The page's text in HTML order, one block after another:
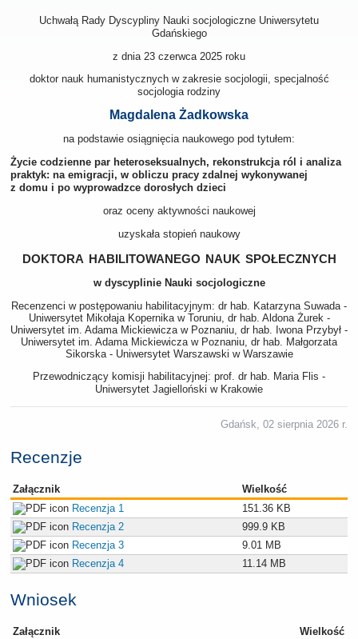
Uchwałą Rady Dyscypliny Nauki socjologiczne Uniwersytetu
Gdańskiego
z dnia 23 czerwca 2025 roku
doktor nauk humanistycznych w zakresie socjologii, specjalność
socjologia rodziny
Magdalena Żadkowska
na podstawie osiągnięcia naukowego pod tytułem:
Życie codzienne par heteroseksualnych, rekonstrukcja ról i analiza
praktyk: na emigracji, w obliczu pracy zdalnej wykonywanej
z domu i po wyprowadzce dorosłych dzieci
oraz oceny aktywności naukowej
uzyskała stopień naukowy
doktora habilitowanego nauk społecznych
w dyscyplinie Nauki socjologiczne
Recenzenci w postępowaniu habilitacyjnym: dr hab. Katarzyna Suwada -
Uniwersytet Mikołaja Kopernika w Toruniu, dr hab. Aldona Żurek -
Uniwersytet im. Adama Mickiewicza w Poznaniu, dr hab. Iwona Przybył -
Uniwersytet im. Adama Mickiewicza w Poznaniu, dr hab. Małgorzata
Sikorska - Uniwersytet Warszawski w Warszawie
Przewodniczący komisji habilitacyjnej: prof. dr hab. Maria Flis -
Uniwersytet Jagielloński w Krakowie
Gdańsk, 02 sierpnia 2026 r.
Recenzje
Załącznik
Wielkość
Recenzja 1
151.36 KB
Recenzja 2
999.9 KB
Recenzja 3
9.01 MB
Recenzja 4
11.14 MB
Wniosek
Załącznik
Wielkość